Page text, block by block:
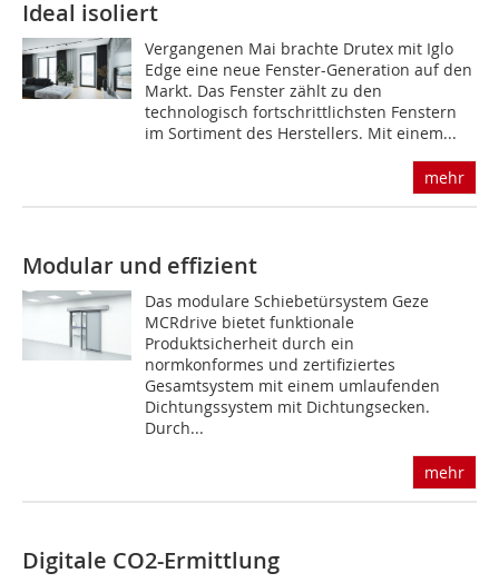
Ideal isoliert
Vergangenen Mai brachte Drutex mit Iglo
Edge eine neue Fenster-Generation auf den
Markt. Das Fenster zählt zu den
technologisch fortschrittlichsten Fenstern
im Sortiment des Herstellers. Mit einem...
mehr
Modular und effizient
Das modulare Schiebetürsystem Geze
MCRdrive bietet funktionale
Produktsicherheit durch ein
normkonformes und zertifiziertes
Gesamtsystem mit einem umlaufenden
Dichtungssystem mit Dichtungsecken.
Durch...
mehr
Digitale CO2-Ermittlung